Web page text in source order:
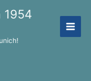
1954